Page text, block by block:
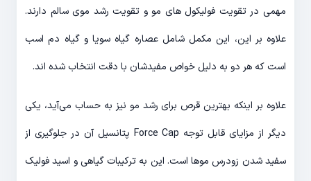
مهمی در تقویت فولیکول های مو و تقویت رشد موی سالم دارند.
علاوه بر این، این مکمل شامل عصاره گیاه سویا و گیاه دم اسب
است که هر دو به دلیل خواص مفیدشان با دقت انتخاب شده اند.
علاوه بر اینکه بهترین قرص برای رشد مو نیز به حساب می‌آید، یکی
دیگر از مزایای قابل توجه Force Cap پتانسیل آن در جلوگیری از
سفید شدن زودرس موها است. این به ترکیبات گیاهی و اسید فولیک